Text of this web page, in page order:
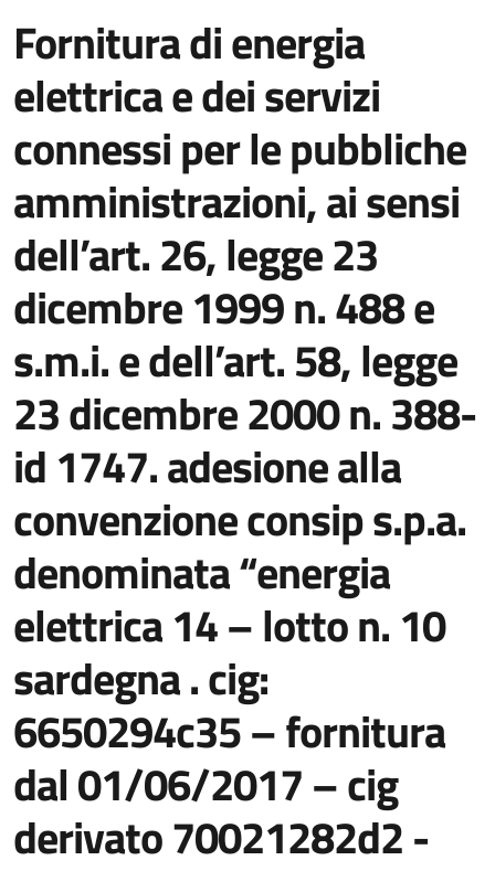
Fornitura di energia
elettrica e dei servizi
connessi per le pubbliche
amministrazioni, ai sensi
dell’art. 26, legge 23
dicembre 1999 n. 488 e
s.m.i. e dell’art. 58, legge
23 dicembre 2000 n. 388-
id 1747. adesione alla
convenzione consip s.p.a.
denominata “energia
elettrica 14 – lotto n. 10
sardegna . cig:
6650294c35 – fornitura
dal 01/06/2017 – cig
derivato 70021282d2 -